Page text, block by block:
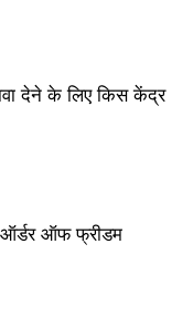
देने के लिए किस केंद्र
ऑर्डर ऑफ फ्रीडम